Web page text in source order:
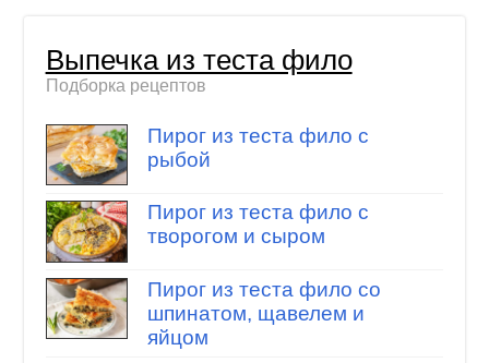
Выпечка из теста фило
Подборка рецептов
Пирог из теста фило с
рыбой
Пирог из теста фило с
творогом и сыром
Пирог из теста фило со
шпинатом, щавелем и
яйцом